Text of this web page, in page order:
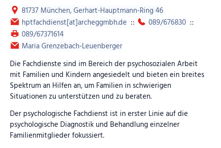
Verhaltenstherapie … ) auszubauen und ggf. zu optimieren.
Der Fachdienst bringt sich bei Bedarf in die Hilfeplanung ein
und tauscht sich hierfür mit dem Berichtserzieher aus.
Die Finanzierung des Fachdienstes wird über das zuständige
Jugendamt bzw. bei Kindern mit Behinderung oder mit
Bedrohung von Behinderung über den Bezirk Mittelfranken
beantragt.
81737 München, Gerhart-Hauptmann-Ring 46
hptfachdienst[at]archeggmbh.de :: 089/676830::
089/67371614
Maria Grenzebach-Leuenberger
Die Fachdienste sind im Bereich der psychosozialen Arbeit
mit Familien und Kindern angesiedelt und bieten ein breites
Spektrum an Hilfen an, um Familien in schwierigen
Situationen zu unterstützen und zu beraten.
Der psychologische Fachdienst ist in erster Linie auf die
psychologische Diagnostik und Behandlung einzelner
Familienmitglieder fokussiert.